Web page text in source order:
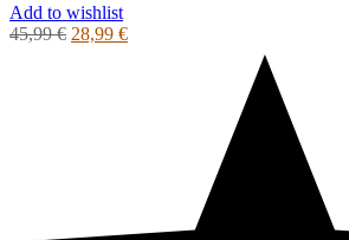
Add to wishlist
45,99€ Ursprünglicher
28,99 €Aktueller